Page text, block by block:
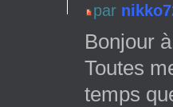
par
Bonjour
Toutes
temps